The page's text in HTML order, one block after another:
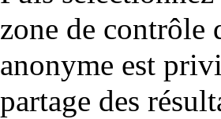
zone de contrôle
anonyme est
partage des